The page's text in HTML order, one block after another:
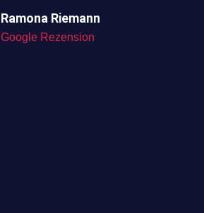
Ramona Riemann
Google Rezension